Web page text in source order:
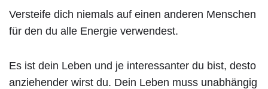
Versteife dich niemals auf einen anderen Menschen
für den du alle Energie verwendest.
Es ist dein Leben und je interessanter du bist, desto
anziehender wirst du. Dein Leben muss unabhängig